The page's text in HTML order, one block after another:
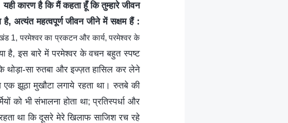
कारण है कि मैं कहता हूँ कि तुम्हारे जीवन
है, अत्यंत महत्वपूर्ण जीवन जीने में सक्षम हैं :
1, परमेश्वर का प्रकटन और कार्य, परमेश्वर के
है, इस बारे में परमेश्वर के वचन बहुत स्पष्ट
थोड़ा-सा रुतबा और इज्ज़त हासिल कर लेने
एक झूठा मुखौटा लगाये रहता था। रुतबे की
को भी संभालना होता था; प्रतिस्पर्धा और
था कि दूसरे मेरे खिलाफ साजिश रच रहे